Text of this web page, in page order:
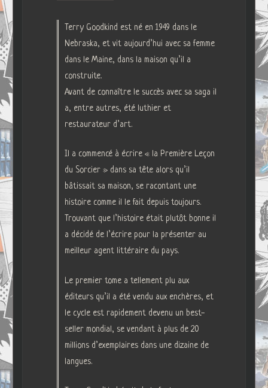
Terry Goodkind est né en 1949 dans le
Nebraska, et vit aujourd’hui avec sa femme
dans le Maine, dans la maison qu’il a
construite.
Avant de connaître le succès avec sa saga il
a, entre autres, été luthier et
restaurateur d’art.
Il a commencé à écrire « la Première Leçon
du Sorcier » dans sa tête alors qu’il
bâtissait sa maison, se racontant une
histoire comme il le fait depuis toujours.
Trouvant que l’histoire était plutôt bonne il
a décidé de l’écrire pour la présenter au
meilleur agent littéraire du pays.
Le premier tome a tellement plu aux
éditeurs qu’il a été vendu aux enchères, et
le cycle est rapidement devenu un best-
seller mondial, se vendant à plus de 20
millions d’exemplaires dans une dizaine de
langues.